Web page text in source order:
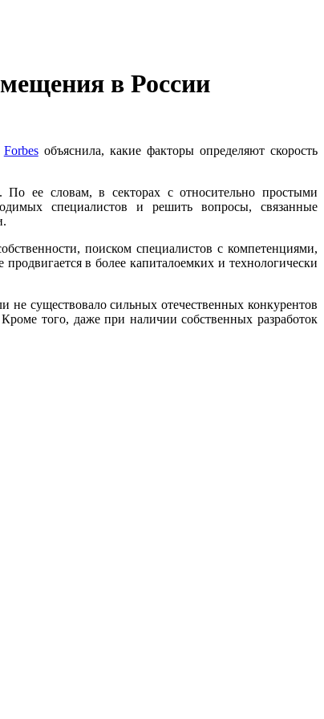
в России
Forbesобъяснила, какие факторы определяют скорость
По ее словам, в секторах с относительно простыми
специалистов и решить вопросы, связанные
поиском специалистов с компетенциями,
в более капиталоемких и технологически
существовало сильных отечественных конкурентов
того, даже при наличии собственных разработок